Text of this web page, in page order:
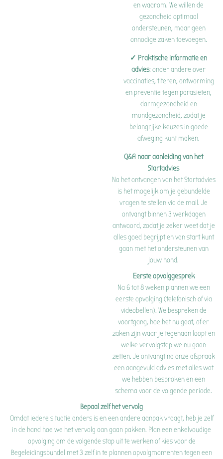
en waarom. We willen de
gezondheid optimaal
ondersteunen, maar geen
onnodige zaken toevoegen.
✓ Praktische informatie en
advies: onder andere over
vaccinaties, titeren, ontworming
en preventie tegen parasieten,
darmgezondheid en
mondgezondheid, zodat je
belangrijke keuzes in goede
afweging kunt maken.
Q&A naar aanleiding van het
Startadvies
Na het ontvangen van het Startadvies
is het mogelijk om je gebundelde
vragen te stellen via de mail. Je
ontvangt binnen 3 werkdagen
antwoord, zodat je zeker weet dat je
alles goed begrijpt en van start kunt
gaan met het ondersteunen van
jouw hond.
Eerste opvolggesprek
Na 6 tot 8 weken plannen we een
eerste opvolging (telefonisch of via
videobellen). We bespreken de
voortgang, hoe het nu gaat, of er
zaken zijn waar je tegenaan loopt en
welke vervolgstap we nu gaan
zetten. Je ontvangt na onze afspraak
een aangevuld advies met alles wat
we hebben besproken en een
schema voor de volgende periode.
Bepaal zelf het vervolg
Omdat iedere situatie anders is en een andere aanpak vraagt, heb je zelf
in de hand hoe we het vervolg aan gaan pakken. Plan een enkelvoudige
opvolging om de volgende stap uit te werken of kies voor de
Begeleidingsbundel met 3 zelf in te plannen opvolgmomenten tegen een